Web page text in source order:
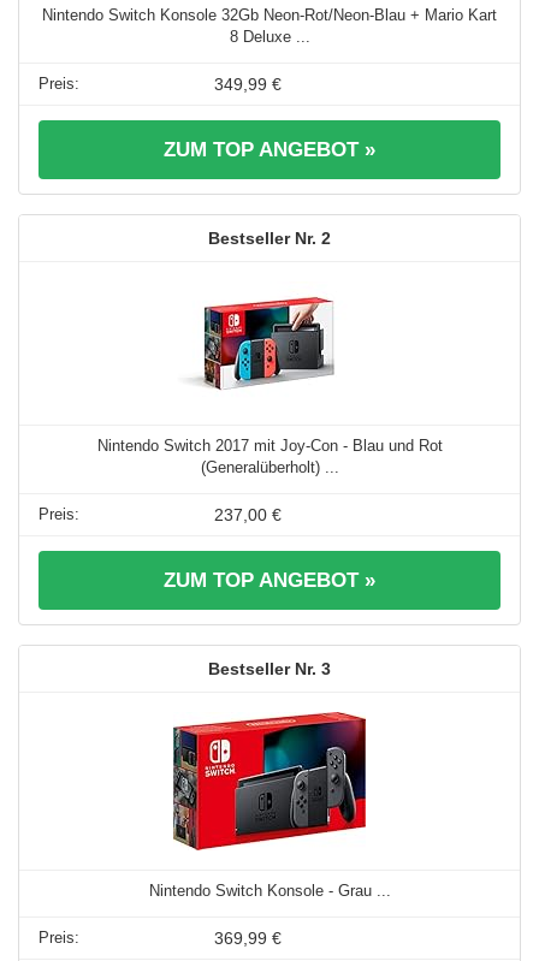
Nintendo Switch Konsole 32Gb Neon-Rot/Neon-Blau + Mario Kart
8 Deluxe ...
349,99 €
ZUM TOP ANGEBOT »
2
Nintendo Switch 2017 mit Joy-Con - Blau und Rot
(Generalüberholt) ...
237,00 €
ZUM TOP ANGEBOT »
3
Nintendo Switch Konsole - Grau ...
369,99 €